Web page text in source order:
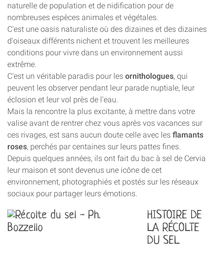
naturelle de population et de nidification pour de
nombreuses espèces animales et végétales.
C'est une oasis naturaliste où des dizaines et des dizaines
d'oiseaux différents nichent et trouvent les meilleures
conditions pour vivre dans un environnement aussi
extrême.
C'est un véritable paradis pour les ornithologues, qui
peuvent les observer pendant leur parade nuptiale, leur
éclosion et leur vol près de l'eau.
Mais la rencontre la plus excitante, à mettre dans votre
valise avant de rentrer chez vous après vos vacances sur
ces rivages, est sans aucun doute celle avec les flamants
roses, perchés par centaines sur leurs pattes fines.
Depuis quelques années, ils ont fait du bac à sel de Cervia
leur maison et sont devenus une icône de cet
environnement, photographiés et postés sur les réseaux
sociaux pour partager leurs émotions.
HISTOIRE DE
LA RÉCOLTE
DU SEL